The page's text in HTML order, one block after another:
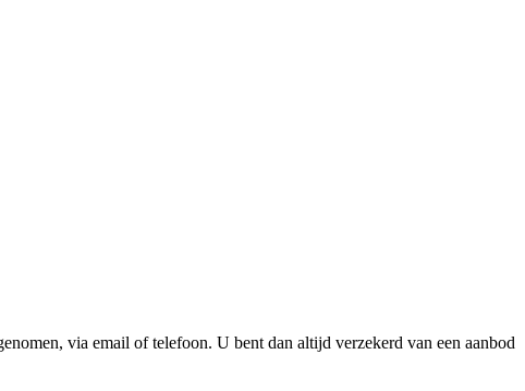
via email of telefoon. U bent dan altijd verzekerd van een aanbod